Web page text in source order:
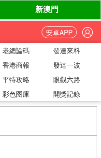
安卓APP
老總論碼
發達來料
香港商報
發達一波
平特攻略
眼觀六路
彩色图庫 開獎記錄